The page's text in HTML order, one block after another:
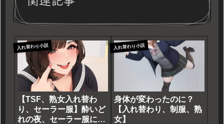
入れ替わり小説
【TSF、熟女入れ替わ
り、セーラー服】酔いど
れの夜、セーラー服に包
入れ替わり小説
身体が変わったのに？
【入れ替わり、制服、熟
女】